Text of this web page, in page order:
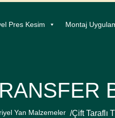
Pres Kesim Montaj
Yan Malzemeler /Çift Taraflı